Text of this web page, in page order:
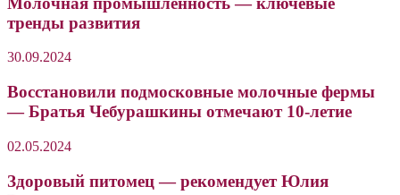
тренды развития
30.09.2024
Восстановили подмосковные молочные фермы
— Братья Чебурашкины отмечают 10-летие
02.05.2024
Здоровый питомец — рекомендует Юлия